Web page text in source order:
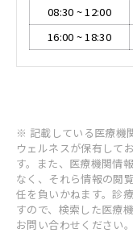
08:30 ~12:00
16:00 ~18:30
※ 記載している医療機
ウェルネスが保有して
す。また、医療機関情
なく、それら情報の閲
任を負いかねます。診
すので、検索した医療
お問い合わせください。